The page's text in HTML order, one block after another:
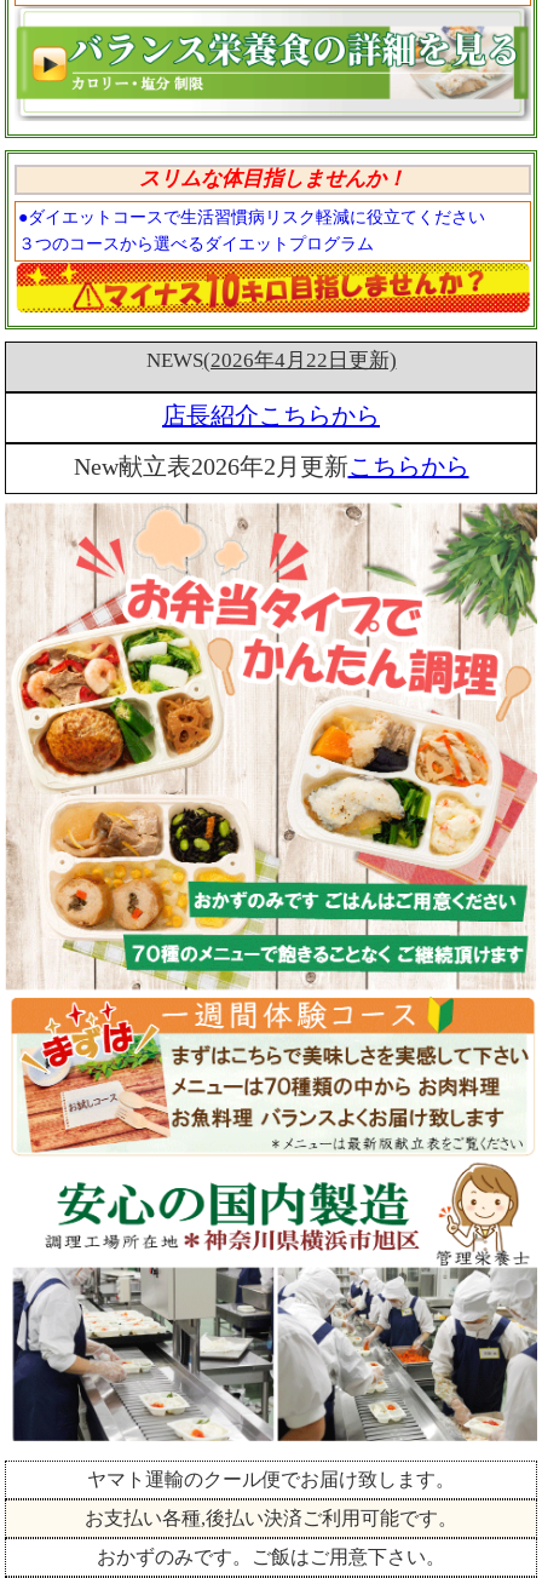
スリムな体目指しませんか！
●ダイエットコースで生活習慣病リスク軽減に役立てください
３つのコースから選べるダイエットプログラム
NEWS(2026年4月22日更新)
店長紹介こちらから
New献立表2026年2月更新こちらから
ヤマト運輸のクール便でお届け致します。
お支払い各種,後払い決済ご利用可能です。
おかずのみです。ご飯はご用意下さい。